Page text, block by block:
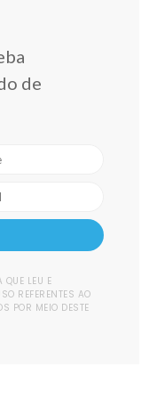
de
LEU E
REFERENTES AO
POR MEIO DESTE